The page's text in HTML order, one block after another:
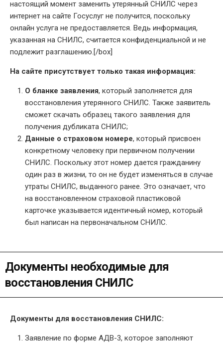
настоящий момент заменить утерянный СНИЛС через
интернет на сайте Госуслуг не получится, поскольку
онлайн услуга не предоставляется. Ведь информация,
указанная на СНИЛС, считается конфиденциальной и не
подлежит разглашению.[/box]
На сайте присутствует только такая информация:
О бланке заявления, который заполняется для
восстановления утерянного СНИЛС. Также заявитель
сможет скачать образец такого заявления для
получения дубликата СНИЛС;
Данные о страховом номере, который присвоен
конкретному человеку при первичном получении
СНИЛС. Поскольку этот номер дается гражданину
один раз в жизни, то он не будет изменяться в случае
утраты СНИЛС, выданного ранее. Это означает, что
на восстановленном страховой пластиковой
карточке указывается идентичный номер, который
был написан на первоначальном СНИЛС.
Документы необходимые для
восстановления СНИЛС
Документы для восстановления СНИЛС:
Заявление по форме АДВ-3, которое заполняют